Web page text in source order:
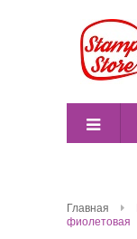
Главная
фиолетовая